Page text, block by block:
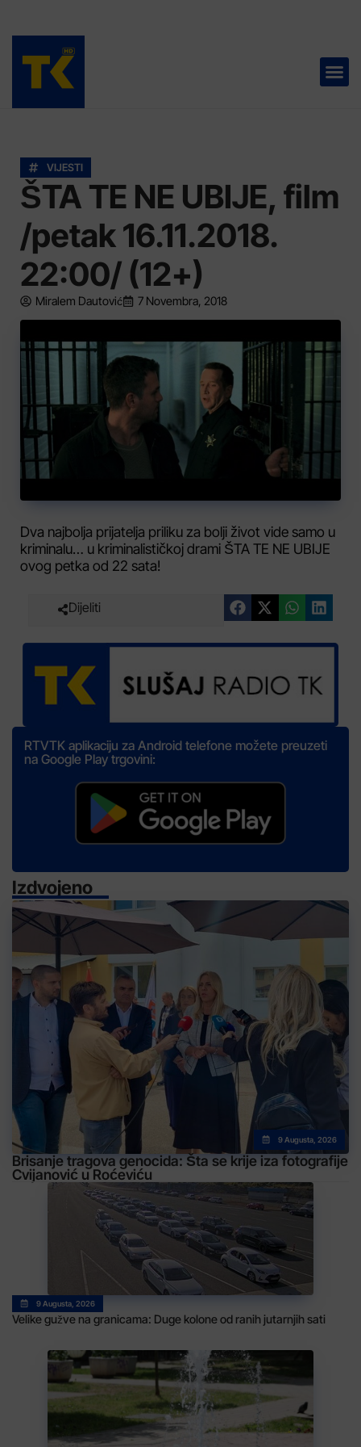
VIJESTI
ŠTA TE NE UBIJE, film
/petak 16.11.2018.
22:00/ (12+)
Miralem Dautović 7 Novembra, 2018
Dva najbolja prijatelja priliku za bolji život vide samo u
kriminalu… u kriminalističkoj drami ŠTA TE NE UBIJE
ovog petka od 22 sata!
Dijeliti
RTVTK aplikaciju za Android telefone možete preuzeti
na Google Play trgovini:
Izdvojeno
9 Augusta, 2026
Brisanje tragova genocida: Šta se krije iza fotografije
Cvijanović u Roćeviću
9 Augusta, 2026
Velike gužve na granicama: Duge kolone od ranih jutarnjih sati